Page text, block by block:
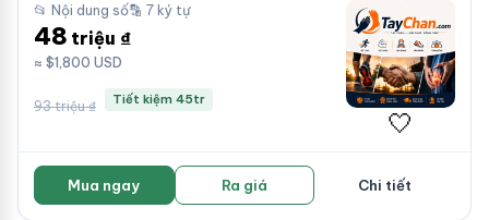
📂 Nội dung số🔡 7 ký tự
48 triệu ₫
≈ $1,800 USD
93 triệu ₫ Tiết kiệm 45tr
🤍
Mua ngay Ra giá Chi tiết